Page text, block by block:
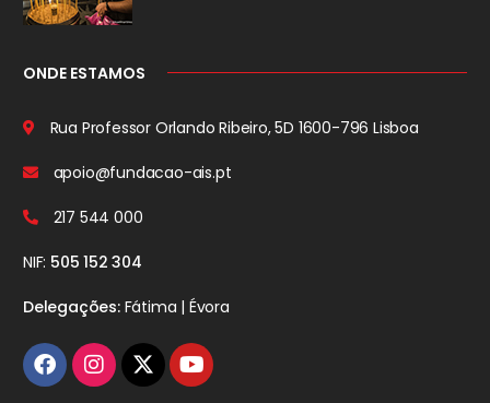
ONDE ESTAMOS
Rua Professor Orlando Ribeiro, 5D 1600-796 Lisboa
apoio@fundacao-ais.pt
217 544 000
NIF: 505 152 304
Delegações:Fátima | Évora